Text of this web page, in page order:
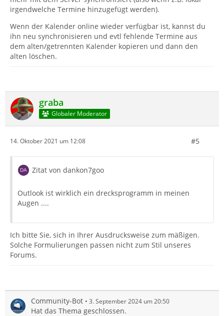
irgendwelche Termine hinzugefügt werden).
Wenn der Kalender online wieder verfügbar ist, kannst du
ihn neu synchronisieren und evtl fehlende Termine aus
dem alten/getrennten Kalender kopieren und dann den
alten löschen.
graba
Globaler Moderator
14. Oktober 2021 um 12:08 #5
Zitat von dankon7goo
Outlook ist wirklich ein drecksprogramm in meinen
Augen ....
Ich bitte Sie, sich in Ihrer Ausdrucksweise zum mäßigen.
Solche Formulierungen passen nicht zum Stil unseres
Forums.
Community-Bot 3. September 2024 um 20:50
Hat das Thema geschlossen.